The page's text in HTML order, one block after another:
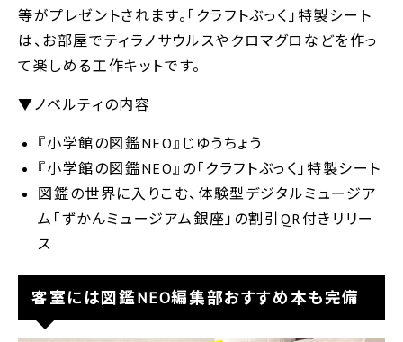
等がプレゼントされます。「クラフトぶっく」特製シート
は、お部屋でティラノサウルスやクロマグロなどを作っ
て楽しめる工作キットです。
▼ノベルティの内容
『小学館の図鑑NEO』じゆうちょう
『小学館の図鑑NEO』の「クラフトぶっく」特製シート
図鑑の世界に入りこむ、体験型デジタルミュージア
ム「ずかんミュージアム銀座」の割引QR付きリリー
ス
客室には図鑑NEO編集部おすすめ本も完備